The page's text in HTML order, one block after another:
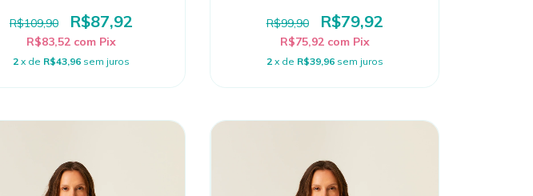
R$109,90 R$87,92
R$83,52 com Pix
2 x de R$43,96 sem juros
R$99,90 R$79,92
R$75,92 com Pix
2 x de R$39,96 sem juros